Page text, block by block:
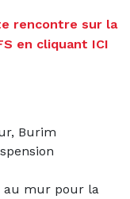
rencontre sur la
en cliquant ICI
Burim
au mur pour la